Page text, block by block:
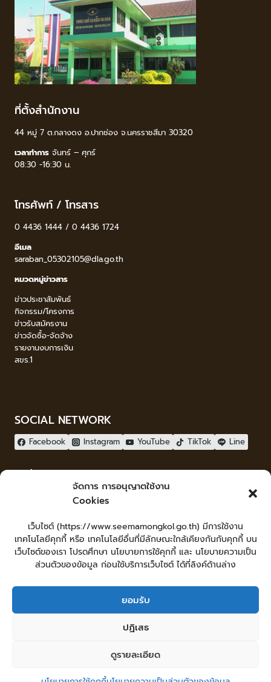
จัดการ การอนุญาตใช้งาน
Cookies
เว็บไซต์ (https://www.seemamongkol.go.th) มีการใช้งาน
เทคโนโลยีคุกกี้ หรือ เทคโนโลยีอื่นที่มีลักษณะใกล้เคียงกันกับคุกกี้ บน
เว็บไซต์ของเรา โปรดศึกษา นโยบายการใช้คุกกี้ และ นโยบายความเป็น
ส่วนตัวของข้อมูล ก่อนใช้บริการเว็บไซต์ ได้ที่ลิงค์ด้านล่าง
ยอมรับ
ปฏิเสธ
ดูรายละเอียด
ที่ตั้งสำนักงาน
44 หมู่ 7 ต.กลางดง อ.ปากช่อง จ.นครราชสีมา 30320
เวลาทำการ จันทร์ – ศุกร์
08:30 -16:30 น.
โทรศัพท์ / โทรสาร
0 4436 1444 / 0 4436 1724
อีเมล
saraban_05302105@dla.go.th
หมวดหมู่ข่าวสาร
ข่าวประชาสัมพันธ์
กิจกรรม/โครงการ
ข่าวรับสมัครงาน
ข่าวจัดซื้อ-จัดจ้าง
รายงานงบการเงิน
สขร.1
SOCIAL NETWORK
Facebook Instagram YouTube TikTok Line
LopburiWebdesign.com
Login
เข้าสู่ระบบ
หน้าหลัก ยื่นคำร้องทั่วไป
ร้องเรียน-ร้องทุกข์ แสดงความคิดเห็น
ศูนย์ข้อมูลข่าวสารเทศบาลตำบลสีมามงคล